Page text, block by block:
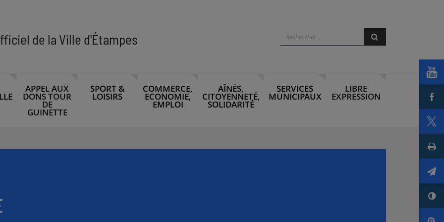
de la Ville d'Étampes Rechercher
APPEL AUX
DONS TOUR
DE
GUINETTE
SPORT &
LOISIRS
COMMERCE,
ECONOMIE,
EMPLOI
AÎNÉS,
CITOYENNETÉ,
SOLIDARITÉ
SERVICES
MUNICIPAUX
LIBRE
EXPRESSION